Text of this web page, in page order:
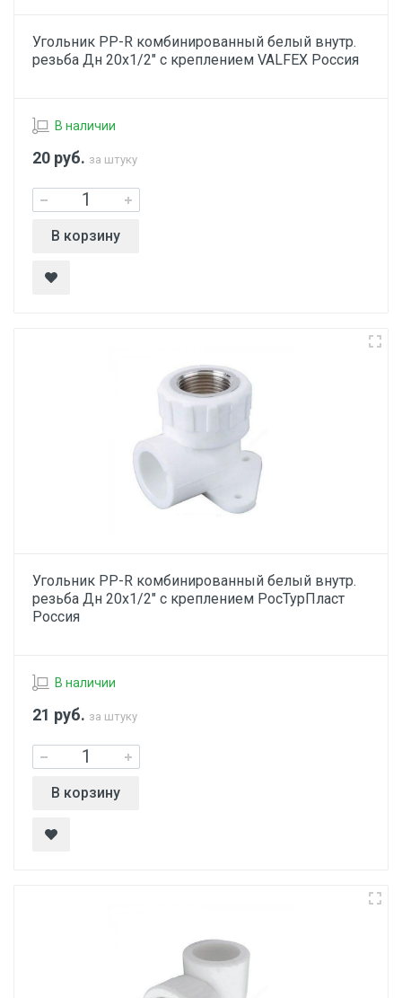
Угольник PP-R комбинированный белый внутр.
резьба Дн 20х1/2" с креплением VALFEX Россия
В наличии
20 руб. за штуку
В корзину
Угольник PP-R комбинированный белый внутр.
резьба Дн 20х1/2" с креплением РосТурПласт
Россия
В наличии
21 руб. за штуку
В корзину